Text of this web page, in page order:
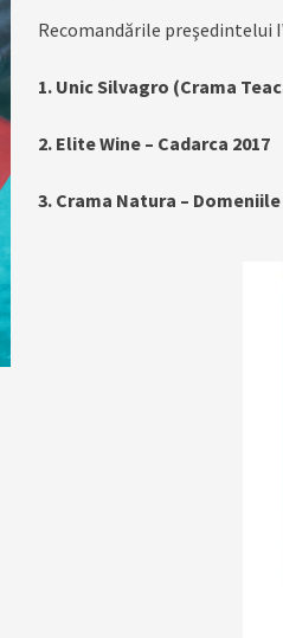
Recomandările preşedintelui
1. Unic Silvagro (Crama
2. Elite Wine – Cadarca 2017
3. Crama Natura –